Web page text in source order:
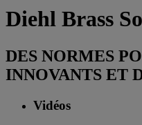
Diehl Brass
DES NORMES
INNOVANTS ET
Vidéos